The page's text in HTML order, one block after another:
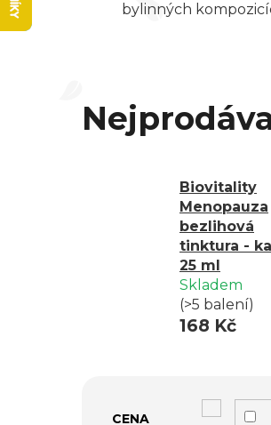
bylinných
Biovitality
Menopauza
bezlihová
tinktura -
25 ml
Skladem
(>5 balení)
168 Kč
CENA